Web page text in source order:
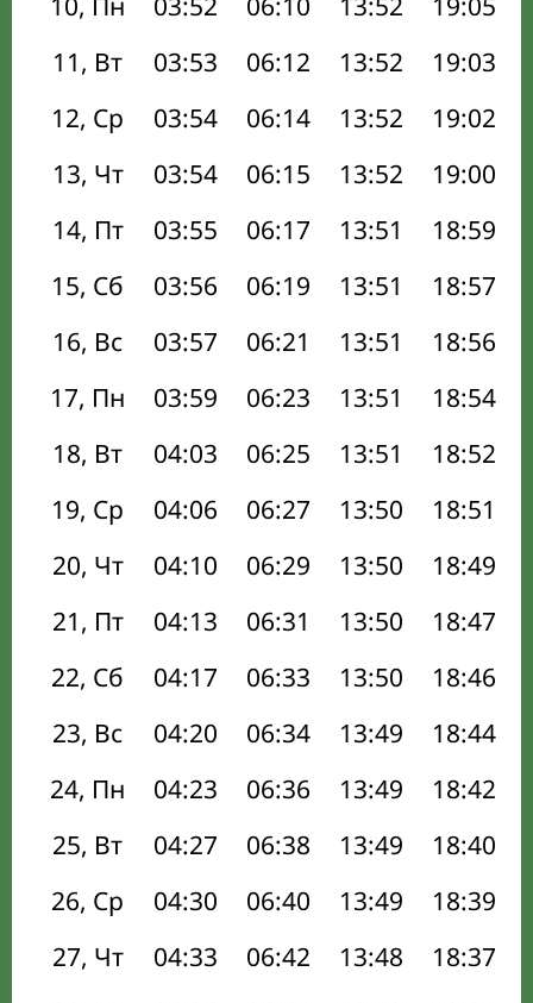
11, Вт
03:53 06:12 13:52 19:03
12, Ср
03:54 06:14 13:52 19:02
13, Чт
03:54 06:15 13:52 19:00
14, Пт
03:55 06:17 13:51 18:59
15, Сб
03:56 06:19 13:51 18:57
16, Вс
03:57 06:21 13:51 18:56
17, Пн
03:59 06:23 13:51 18:54
18, Вт
04:03 06:25 13:51 18:52
19, Ср
04:06 06:27 13:50 18:51
20, Чт
04:10 06:29 13:50 18:49
21, Пт
04:13 06:31 13:50 18:47
22, Сб
04:17 06:33 13:50 18:46
23, Вс
04:20 06:34 13:49 18:44
24, Пн
04:23 06:36 13:49 18:42
25, Вт
04:27 06:38 13:49 18:40
26, Ср
04:30 06:40 13:49 18:39
27, Чт
04:33 06:42 13:48 18:37